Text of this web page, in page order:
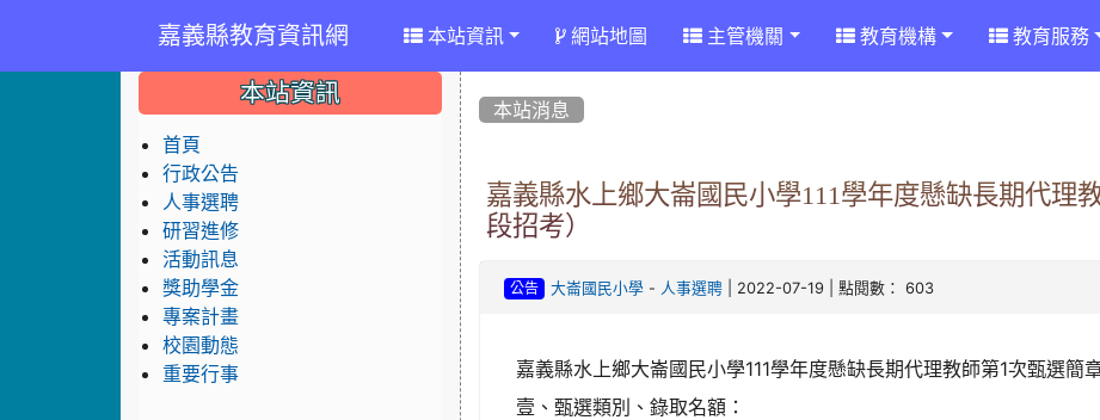
嘉義縣教育資訊網 本站資訊 網站地圖 主管機關 教育機構 教育服務
本站消息
嘉義縣水上鄉大崙國民小學111學年度懸缺長期代理
段招考）
公告 大崙國民小學 - 人事選聘 | 2022-07-19 | 點閱數： 603
嘉義縣水上鄉大崙國民小學111學年度懸缺長期代理教師第1次甄選簡
壹、甄選類別、錄取名額：
::: 本站資訊
首頁
行政公告
人事選聘
研習進修
活動訊息
獎助學金
專案計畫
校園動態
重要行事